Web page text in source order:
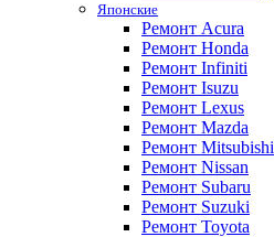
Японские
Ремонт Acura
Ремонт Honda
Ремонт Infiniti
Ремонт Isuzu
Ремонт Lexus
Ремонт Mazda
Ремонт Mitsubishi
Ремонт Nissan
Ремонт Subaru
Ремонт Suzuki
Ремонт Toyota